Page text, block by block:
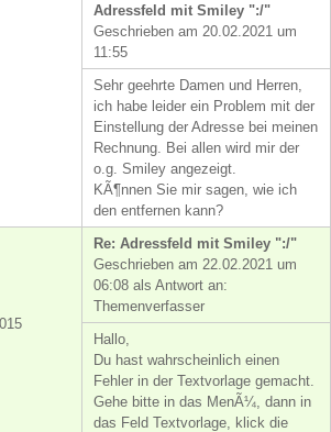
Adressfeld mit Smiley ":/"
Geschrieben am 20.02.2021 um
11:55
Sehr geehrte Damen und Herren,
ich habe leider ein Problem mit der
Einstellung der Adresse bei meinen
Rechnung. Bei allen wird mir der
o.g. Smiley angezeigt.
KÃ¶nnen Sie mir sagen, wie ich
den entfernen kann?
Re: Adressfeld mit Smiley ":/"
Geschrieben am 22.02.2021 um
06:08 als Antwort an:
Themenverfasser
Hallo,
Du hast wahrscheinlich einen
Fehler in der Textvorlage gemacht.
Gehe bitte in das MenÃ¼, dann in
das Feld Textvorlage, klick die